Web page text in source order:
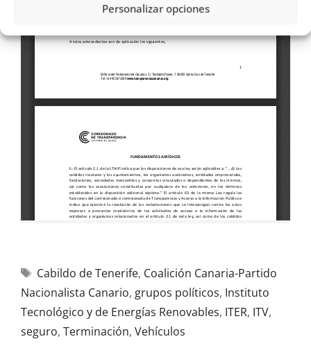
Personalizar opciones
Cabildo de Tenerife, Coalición Canaria-Partido
Nacionalista Canario, grupos políticos, Instituto
Tecnológico y de Energías Renovables, ITER, ITV,
seguro, Terminación, Vehículos